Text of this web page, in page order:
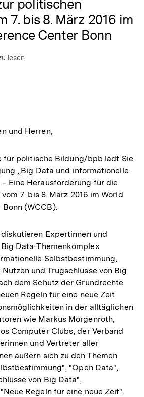
politischen
7. bis 8. März 2016 im
Center Bonn
lesen
und Herren,
für politische Bildung/bpb lädt Sie
„Big Data und informationelle
Eine Herausforderung für die
7. bis 8. März 2016 im World
(WCCB).
Expertinnen und
Data-Themenkomplex
Selbstbestimmung,
und Trugschlüsse von Big
dem Schutz der Grundrechte
Regeln für eine neue Zeit
in der alltäglichen
wie Markus Morgenroth,
Computer Clubs, der Verband
und Vertreter aller
äußern sich zu den Themen
"Open Data",
von Big Data",
Regeln für eine neue Zeit".